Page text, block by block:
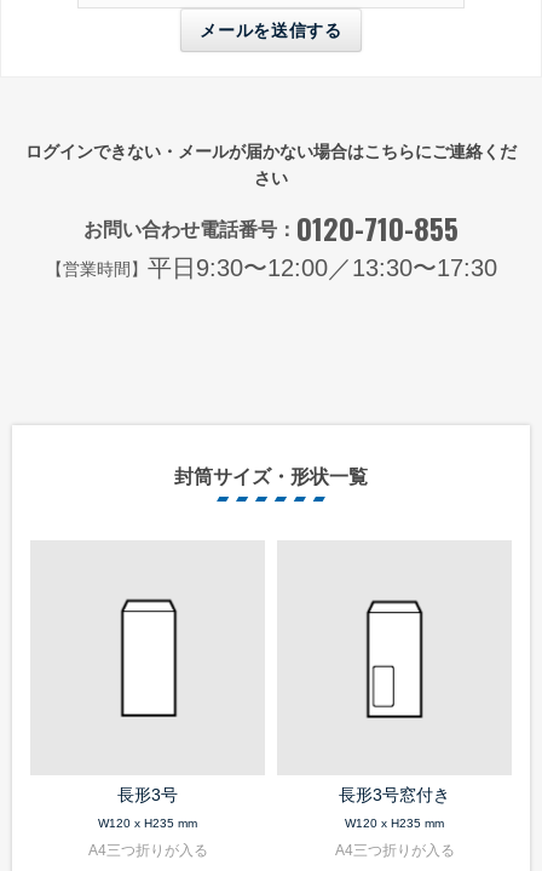
ログインできない・メールが届かない場合はこちらにご連絡くだ
さい
お問い合わせ電話番号： 0120-710-855
【営業時間】 平日9:30〜12:00／13:30〜17:30
封筒サイズ・形状一覧
長形3号
W120 x H235 mm
A4三つ折りが入る
長形3号窓付き
W120 x H235 mm
A4三つ折りが入る